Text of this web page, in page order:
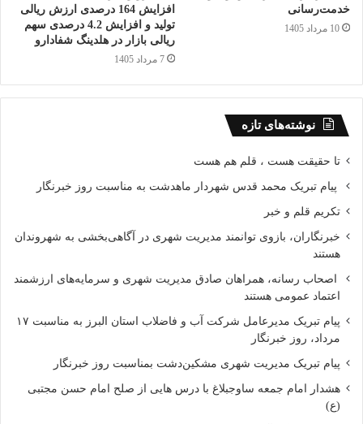
خدمت‌رسانی
10 مرداد 1405
افزایش 164 درصدی ارزش ریالی
تولید و افزایش 4.2 درصدی سهم
ریالی بازار در هلدینگ شفادارو
7 مرداد 1405
نوشته‌های تازه
تا حقیقت هست ، قلم هم هست
پیام تبریک محمد قدس شهردار ماهدشت به مناسبت روز خبرنگار
تکریم قلم و خبر
خبرنگاران، بازوی توانمند مدیریت شهری در آگاهی‌بخشی به شهروندان
هستند
اصحاب رسانه، همراهان صادق مدیریت شهری و سرمایه‌های ارزشمند
اعتماد عمومی هستند
پیام تبریک مدیرعامل شرکت آب و فاضلاب استان البرز به مناسبت ۱۷
مرداد، روز خبرنگار
پیام تبریک مدیریت شهری مشکین‌دشت بمناسبت روز خبرنگار
هشدار امام جمعه ساوجبلاغ با درس هایی از صلح امام حسن مجتبی
(ع)